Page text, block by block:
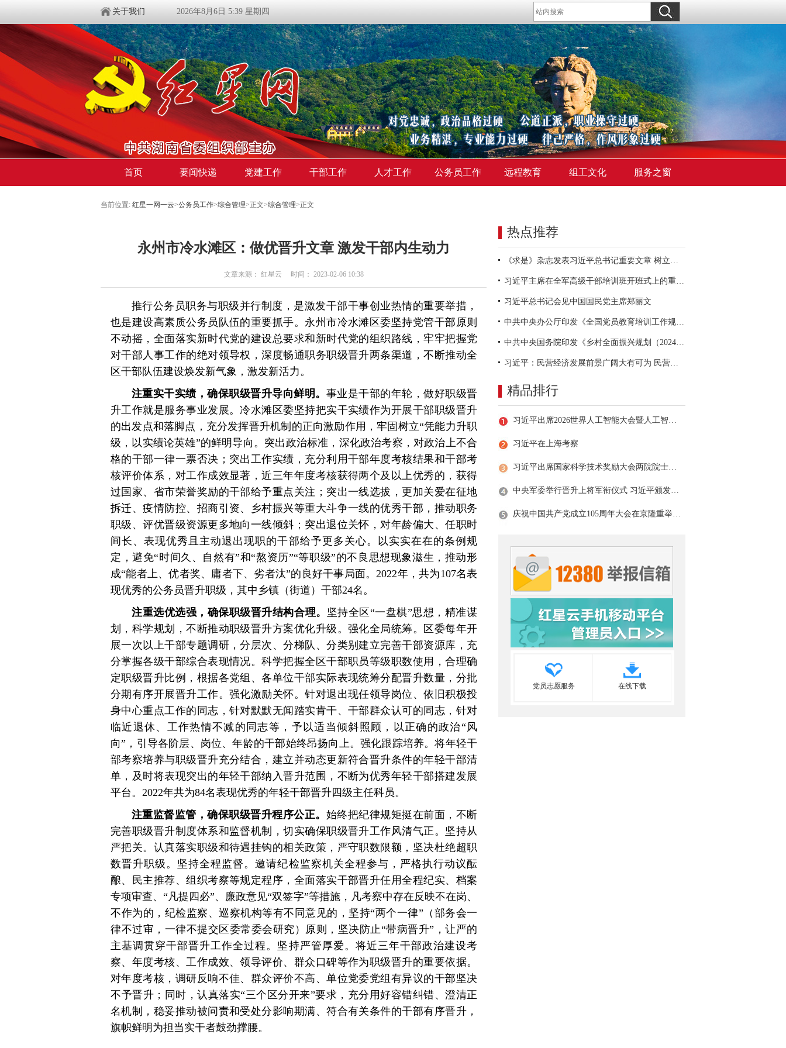
关于我们 2026年8月6日 5:39 星期四
首页 要闻快递 党建工作 干部工作 人才工作 公务员工作 远程教育 组工文化 服务之窗
当前位置: 红星一网一云>公务员工作>综合管理>正文>综合管理>正文
永州市冷水滩区：做优晋升文章 激发干部内生动力
文章来源： 红星云 时间： 2023-02-06 10:38
推行公务员职务与职级并行制度，是激发干部干事创业热情的重要举措，
也是建设高素质公务员队伍的重要抓手。永州市冷水滩区委坚持党管干部原则
不动摇，全面落实新时代党的建设总要求和新时代党的组织路线，牢牢把握党
对干部人事工作的绝对领导权，深度畅通职务职级晋升两条渠道，不断推动全
区干部队伍建设焕发新气象，激发新活力。
注重实干实绩，确保职级晋升导向鲜明。 事业是干部的年轮，做好职级晋
升工作就是服务事业发展。冷水滩区委坚持把实干实绩作为开展干部职级晋升
的出发点和落脚点，充分发挥晋升机制的正向激励作用，牢固树立“凭能力升职
级，以实绩论英雄”的鲜明导向。突出政治标准，深化政治考察，对政治上不合
格的干部一律一票否决；突出工作实绩，充分利用干部年度考核结果和干部考
核评价体系，对工作成效显著，近三年年度考核获得两个及以上优秀的，获得
过国家、省市荣誉奖励的干部给予重点关注；突出一线选拔，更加关爱在征地
拆迁、疫情防控、招商引资、乡村振兴等重大斗争一线的优秀干部，推动职务
职级、评优晋级资源更多地向一线倾斜；突出退位关怀，对年龄偏大、任职时
间长、表现优秀且主动退出现职的干部给予更多关心。以实实在在的条例规
定，避免“时间久、自然有”和“熬资历”“等职级”的不良思想现象滋生，推动形
成“能者上、优者奖、庸者下、劣者汰”的良好干事局面。2022年，共为107名表
现优秀的公务员晋升职级，其中乡镇（街道）干部24名。
注重选优选强，确保职级晋升结构合理。 坚持全区“一盘棋”思想，精准谋
划，科学规划，不断推动职级晋升方案优化升级。强化全局统筹。区委每年开
展一次以上干部专题调研，分层次、分梯队、分类别建立完善干部资源库，充
分掌握各级干部综合表现情况。科学把握全区干部职员等级职数使用，合理确
定职级晋升比例，根据各党组、各单位干部实际表现统筹分配晋升数量，分批
分期有序开展晋升工作。强化激励关怀。针对退出现任领导岗位、依旧积极投
身中心重点工作的同志，针对默默无闻踏实肯干、干部群众认可的同志，针对
临近退休、工作热情不减的同志等，予以适当倾斜照顾，以正确的政治“风
向”，引导各阶层、岗位、年龄的干部始终昂扬向上。强化跟踪培养。将年轻干
部考察培养与职级晋升充分结合，建立并动态更新符合晋升条件的年轻干部清
单，及时将表现突出的年轻干部纳入晋升范围，不断为优秀年轻干部搭建发展
平台。2022年共为84名表现优秀的年轻干部晋升四级主任科员。
注重监督监管，确保职级晋升程序公正。 始终把纪律规矩挺在前面，不断
完善职级晋升制度体系和监督机制，切实确保职级晋升工作风清气正。坚持从
严把关。认真落实职级和待遇挂钩的相关政策，严守职数限额，坚决杜绝超职
数晋升职级。坚持全程监督。邀请纪检监察机关全程参与，严格执行动议酝
酿、民主推荐、组织考察等规定程序，全面落实干部晋升任用全程纪实、档案
专项审查、“凡提四必”、廉政意见“双签字”等措施，凡考察中存在反映不在岗、
不作为的，纪检监察、巡察机构等有不同意见的，坚持“两个一律”（部务会一
律不过审，一律不提交区委常委会研究）原则，坚决防止“带病晋升”，让严的
主基调贯穿干部晋升工作全过程。坚持严管厚爱。将近三年干部政治建设考
察、年度考核、工作成效、领导评价、群众口碑等作为职级晋升的重要依据。
对年度考核，调研反响不佳、群众评价不高、单位党委党组有异议的干部坚决
不予晋升；同时，认真落实“三个区分开来”要求，充分用好容错纠错、澄清正
名机制，稳妥推动被问责和受处分影响期满、符合有关条件的干部有序晋升，
旗帜鲜明为担当实干者鼓劲撑腰。
热点推荐
《求是》杂志发表习近平总书记重要文章 树立和践行正确政绩观
习近平主席在全军高级干部培训班开班式上的重要讲话引领全军开展思想整风、深化政治整训
习近平总书记会见中国国民党主席郑丽文
中共中央办公厅印发《全国党员教育培训工作规划（2024－2028年）》
中共中央国务院印发《乡村全面振兴规划（2024—2027年）》
习近平：民营经济发展前景广阔大有可为 民营企业和民营企业家大显身手正当其时
精品排行
习近平出席2026世界人工智能大会暨人工智能全球治理高级别会议开幕式并发表主旨讲话
习近平在上海考察
习近平出席国家科学技术奖励大会两院院士大会中国科协第十一次全国代表大会并发表重要讲话
中央军委举行晋升上将军衔仪式 习近平颁发命令状并向晋衔的军官表示祝贺
庆祝中国共产党成立105周年大会在京隆重举行 习近平发表重要讲话
党员志愿服务 在线下载